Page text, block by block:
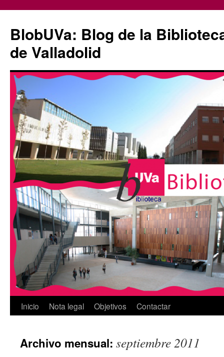
contenido
BlobUVa: Blog de la
de Valladolid
Inicio Nota legal Objetivos Contactar
Archivo mensual: septiembre 2011